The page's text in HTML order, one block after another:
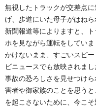
無視したトラックが交差点
げ、歩道にいた母子がはね
新聞報道等によりますと、
ホを見ながら運転をしてい
かけないまま、すごいスピ
ビニュースでも放映されま
事故の恐ろしさを見せつけ
害者や御家族のことを思う
を起こさないために、今こ